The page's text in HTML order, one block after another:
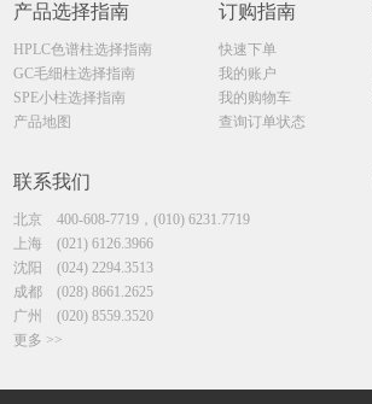
产品选择指南
HPLC色谱柱选择指南
GC毛细柱选择指南
SPE小柱选择指南
产品地图
订购指南
快速下单
我的账户
我的购物车
查询订单状态
联系我们
北京400-608-7719，(010) 6231.7719
上海(021) 6126.3966
沈阳(024) 2294.3513
成都(028) 8661.2625
广州(020) 8559.3520
更多 >>